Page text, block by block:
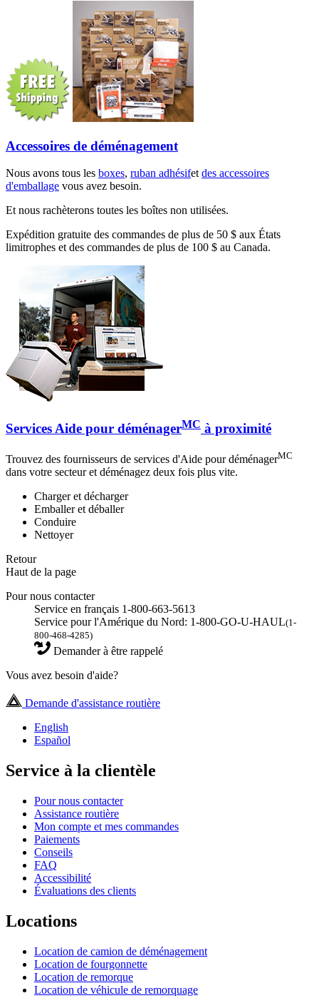
Accessoires de déménagement
Nous avons tous les boxes, ruban adhésifetdes accessoires
d'emballage vous avez besoin.
Et nous rachèterons toutes les boîtes non utilisées.
Expédition gratuite des commandes de plus de 50 $ aux États
limitrophes et des commandes de plus de 100 $ au Canada.
Services Aide pour déménagerMC à proximité
Trouvez des fournisseurs de services d'Aide pour déménagerMC
dans votre secteur et déménagez deux fois plus vite.
Charger et décharger
Emballer et déballer
Conduire
Nettoyer
Retour
Haut de la page
Pour nous contacter
Service en français 1-800-663-5613
Service pour l'Amérique du Nord: 1-800-GO-U-HAUL(1-
800-468-4285)
Demander à être rappelé
Vous avez besoin d'aide?
Demande d'assistance routière
English
Español
Service à la clientèle
Pour nous contacter
Assistance routière
Mon compte et mes commandes
Paiements
Conseils
FAQ
Accessibilité
Évaluations des clients
Locations
Location de camion de déménagement
Location de fourgonnette
Location de remorque
Location de véhicule de remorquage